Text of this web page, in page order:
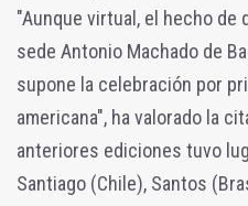
"Aunque virtual, el hecho de
sede Antonio Machado de
supone la celebración por
americana", ha valorado la
anteriores ediciones tuvo
Santiago (Chile), Santos